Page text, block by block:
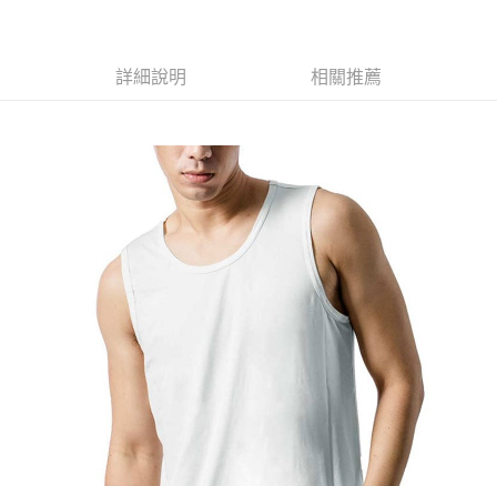
玉山商業銀行
星展（台灣）商業銀行
台新國際商業銀行
中國信託商業銀行
元大商業銀行
永豐商業銀行
台灣樂天信用卡公司
【關於「AFTEE先享後付」】
AFTEE先享後付是「在收到商品之後才付款」的支付方式。 讓您購物簡單
便利好安心！
１．簡單：不需註冊會員、不需綁卡、不需儲值。
２．便利：只要手機號碼，簡訊認證，即可結帳。
３．安心：先確認商品／服務後，再付款。
【「AFTEE先享後付」結帳流程】
１．於結帳方式選擇「AFTEE先享後付」後，將跳轉至「AFTEE先享後付」
結帳頁面，進行簡訊認證並確認金額後，即可完成結帳。
２．訂單成立數日內，您將收到繳費通知簡訊。
３．收到繳費通知簡訊後14天內，點擊此簡訊中的連結，可透過四大超商／
全家付款取貨
每筆NT$60，滿NT$1,000(含以上)免運費
付款後全家取貨
每筆NT$60，滿NT$1,000(含以上)免運費
萊爾富取貨付款
詳細說明 相關推薦